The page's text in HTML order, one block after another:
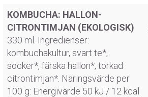
KOMBUCHA: HALLON-
CITRONTIMJAN (EKOLOGISK)
330 ml. Ingredienser:
kombuchakultur, svart te*,
socker*, färska hallon*, torkad
citrontimjan*. Näringsvärde per
100 g: Energivärde 50 kJ / 12 kcal